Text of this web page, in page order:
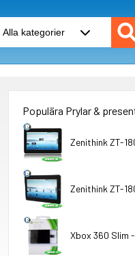
Populära Prylar &
Zenithink ZT-
Zenithink ZT-
Xbox 360 Slim